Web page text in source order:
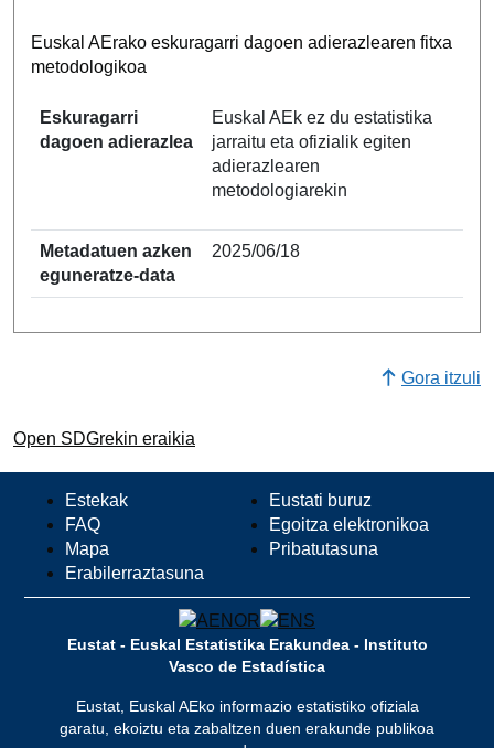
Euskal AErako eskuragarri dagoen adierazlearen fitxa
metodologikoa
Eskuragarri
dagoen adierazlea
Euskal AEk ez du estatistika
jarraitu eta ofizialik egiten
adierazlearen
metodologiarekin
Metadatuen azken
eguneratze-data
2025/06/18
Gora itzuli
Open SDGrekin eraikia
Estekak
FAQ
Mapa
Erabilerraztasuna
Eustati buruz
Egoitza elektronikoa
Pribatutasuna
Eustat - Euskal Estatistika Erakundea - Instituto
Vasco de Estadística
Eustat, Euskal AEko informazio estatistiko ofiziala
garatu, ekoiztu eta zabaltzen duen erakunde publikoa